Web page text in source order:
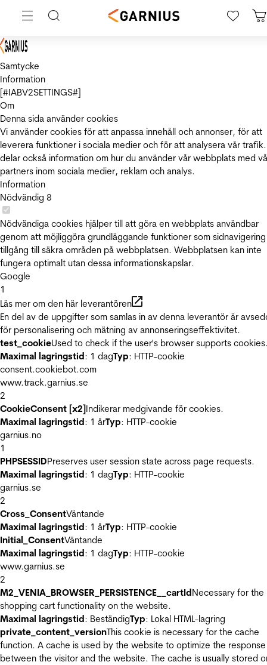
Samtycke
Information
[#IABV2SETTINGS#]
Om
Denna sida använder cookies
Vi använder cookies för att anpassa innehåll och annonser, för att
leverera funktioner i sociala medier och för att analysera vår
delar också information om hur du använder vår webbplats med
partners inom sociala medier, reklam och analys.
Information
Nödvändig 8
Nödvändiga cookies hjälper till att göra en webbplats användbar
genom att möjliggöra grundläggande funktioner som
tillgång till säkra områden på webbplatsen. Webbplatsen kan inte
fungera optimalt utan dessa informationskapslar.
Google
1
Läs mer om den här leverantören
En del av de uppgifter som samlas in av denna leverantör är
för personalisering och mätning av annonseringseffektivitet.
test_cookieUsed to check if the user's browser supports
Maximal lagringstid: 1 dagTyp: HTTP-cookie
consent.cookiebot.com
www.track.garnius.se
2
CookieConsent [x2]Indikerar medgivande för cookies.
Maximal lagringstid: 1 årTyp: HTTP-cookie
garnius.no
1
PHPSESSIDPreserves user session state across page requests.
Maximal lagringstid: 1 dagTyp: HTTP-cookie
garnius.se
2
Cross_ConsentVäntande
Maximal lagringstid: 1 årTyp: HTTP-cookie
Initial_ConsentVäntande
Maximal lagringstid: 1 dagTyp: HTTP-cookie
www.garnius.se
2
M2_VENIA_BROWSER_PERSISTENCE__cartIdNecessary for the
shopping cart functionality on the website.
Maximal lagringstid: BeständigTyp: Lokal HTML-lagring
private_content_versionThis cookie is necessary for the cache
function. A cache is used by the website to optimize the
between the visitor and the website. The cache is usually stored